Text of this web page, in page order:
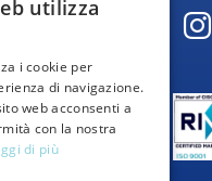
utilizza
i cookie per
di navigazione.
web acconsenti a
con la nostra
di più